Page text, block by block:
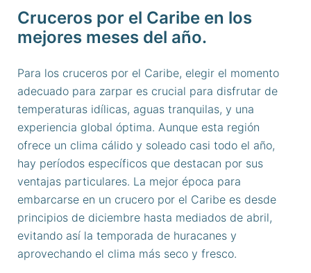
Cruceros por el Caribe en los
mejores meses del año.
Para los cruceros por el Caribe, elegir el momento
adecuado para zarpar es crucial para disfrutar de
temperaturas idílicas, aguas tranquilas, y una
experiencia global óptima. Aunque esta región
ofrece un clima cálido y soleado casi todo el año,
hay períodos específicos que destacan por sus
ventajas particulares. La mejor época para
embarcarse en un crucero por el Caribe es desde
principios de diciembre hasta mediados de abril,
evitando así la temporada de huracanes y
aprovechando el clima más seco y fresco.